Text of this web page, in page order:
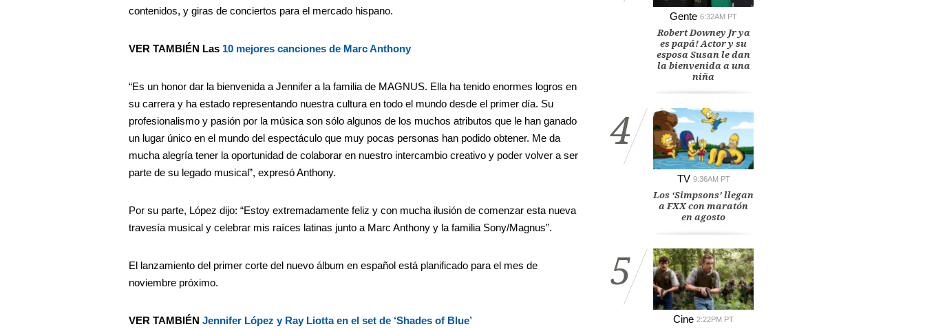
contenidos, y giras de conciertos para el mercado hispano.
VER TAMBIÉN Las 10 mejores canciones de Marc Anthony
“Es un honor dar la bienvenida a Jennifer a la familia de MAGNUS. Ella ha tenido enormes logros en
su carrera y ha estado representando nuestra cultura en todo el mundo desde el primer día. Su
profesionalismo y pasión por la música son sólo algunos de los muchos atributos que le han ganado
un lugar único en el mundo del espectáculo que muy pocas personas han podido obtener. Me da
mucha alegría tener la oportunidad de colaborar en nuestro intercambio creativo y poder volver a ser
parte de su legado musical”, expresó Anthony.
Por su parte, López dijo: “Estoy extremadamente feliz y con mucha ilusión de comenzar esta nueva
travesía musical y celebrar mis raíces latinas junto a Marc Anthony y la familia Sony/Magnus”.
El lanzamiento del primer corte del nuevo álbum en español está planificado para el mes de
noviembre próximo.
VER TAMBIÉN Jennifer López y Ray Liotta en el set de ‘Shades of Blue’
Gente 6:32AM PT
Robert Downey Jr ya
es papá! Actor y su
esposa Susan le dan
la bienvenida a una
niña
4
TV 9:36AM PT
Los ‘Simpsons’ llegan
a FXX con maratón
en agosto
5
Cine 2:22PM PT